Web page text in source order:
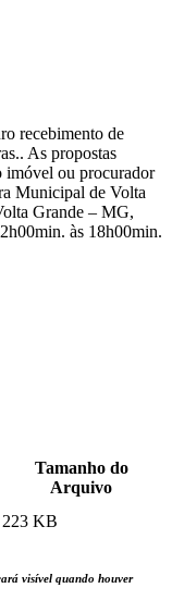
recebimento de
As propostas
imóvel ou procurador
Municipal de Volta
Grande – MG,
às 18h00min.
Tamanho do
Arquivo
223 KB
visível quando houver